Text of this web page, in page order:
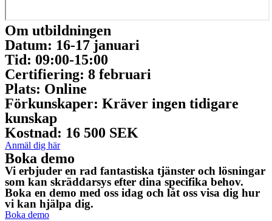
Om utbildningen
Datum: 16-17 januari
Tid: 09:00-15:00
Certifiering: 8 februari
Plats: Online
Förkunskaper: Kräver ingen tidigare
kunskap
Kostnad: 16 500 SEK
Anmäl dig här
Boka demo
Vi erbjuder en rad fantastiska tjänster och lösningar
som kan skräddarsys efter dina specifika behov.
Boka en demo med oss idag och låt oss visa dig hur
vi kan hjälpa dig.
Boka demo